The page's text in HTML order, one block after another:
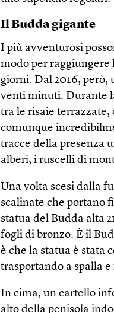
Il Budda gigante
I più avventurosi
modo per raggiungere
giorni. Dal 2016,
venti minuti. Durante
tra le risaie terrazzate,
comunque
tracce della presenza
alberi, i ruscelli di
Una volta scesi dalla
scalinate che portano
statua del Budda alta
fogli di bronzo. È il
è che la statua è stata
trasportando a spalla
In cima, un cartello
alto della penisola